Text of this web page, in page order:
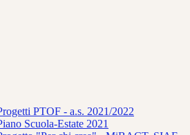
PTOF - a.s. 2021/2022
Scuola-Estate 2021